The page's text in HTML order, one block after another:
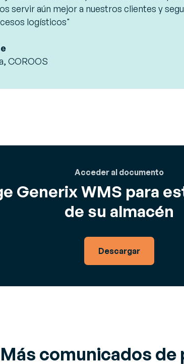
servir aún mejor a nuestros clientes y
logísticos"
COROOS
Acceder al documento
Generix WMS para
de su almacén
Descargar
Más comunicados de